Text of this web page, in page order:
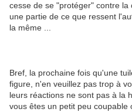
cesse de se "protéger" contre
une partie de ce que ressent
la même ...
Bref, la prochaine fois qu'une
figure, n'en veuillez pas trop à
leurs réactions ne sont pas à la
vous êtes un petit peu